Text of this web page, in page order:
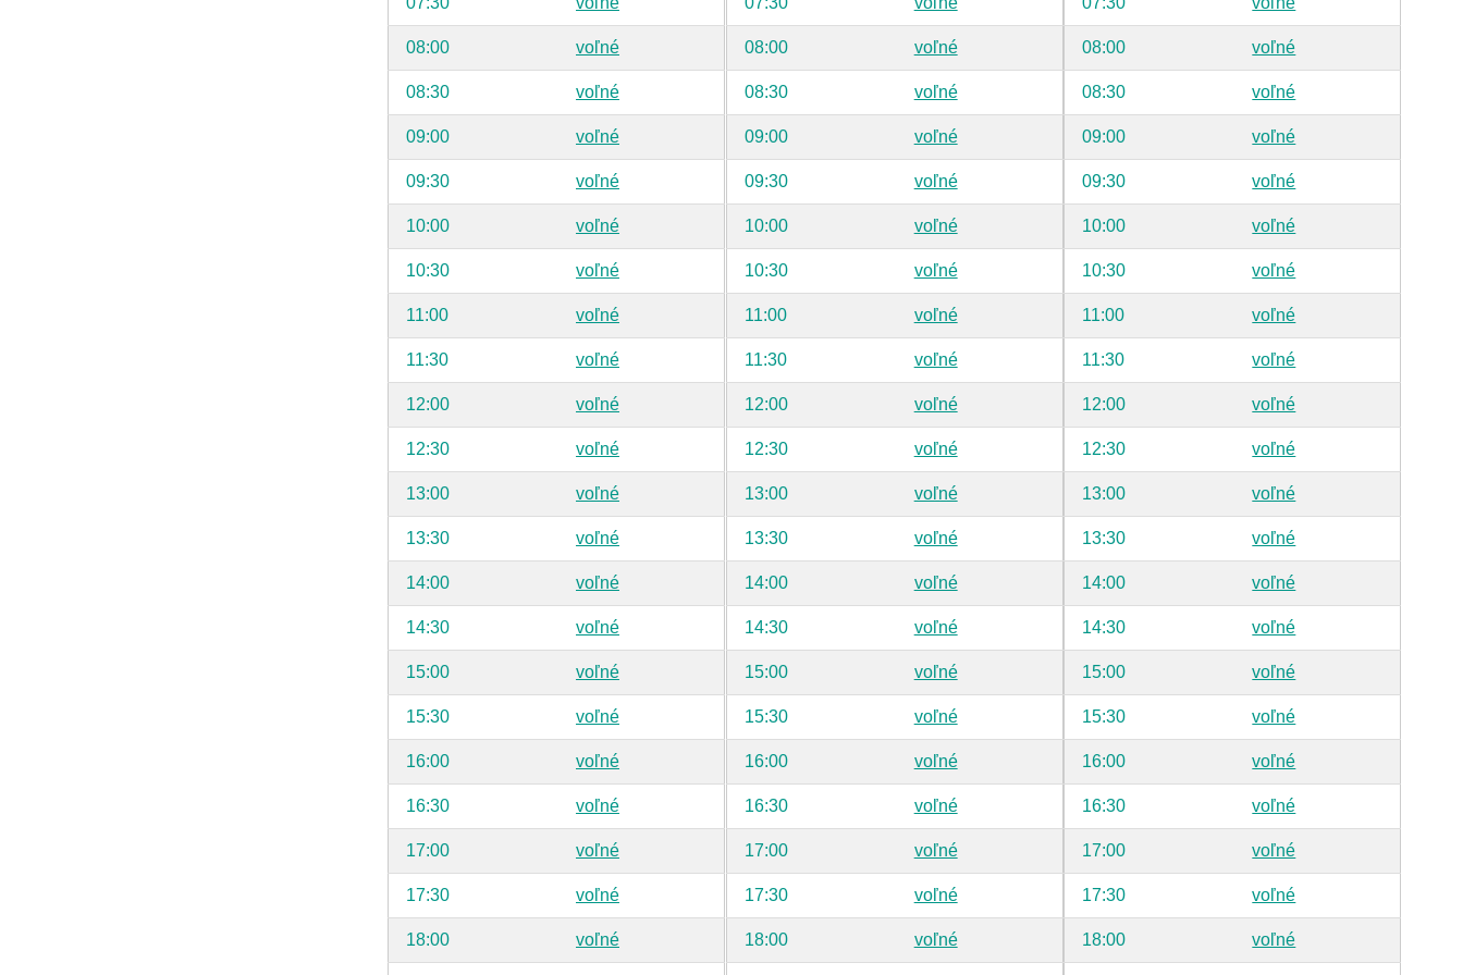
08:00 voľné
08:30 voľné
09:00 voľné
09:30 voľné
10:00 voľné
10:30 voľné
11:00 voľné
11:30 voľné
12:00 voľné
12:30 voľné
13:00 voľné
13:30 voľné
14:00 voľné
14:30 voľné
15:00 voľné
15:30 voľné
16:00 voľné
16:30 voľné
17:00 voľné
17:30 voľné
18:00 voľné
08:00 voľné
08:30 voľné
09:00 voľné
09:30 voľné
10:00 voľné
10:30 voľné
11:00 voľné
11:30 voľné
12:00 voľné
12:30 voľné
13:00 voľné
13:30 voľné
14:00 voľné
14:30 voľné
15:00 voľné
15:30 voľné
16:00 voľné
16:30 voľné
17:00 voľné
17:30 voľné
18:00 voľné
08:00 voľné
08:30 voľné
09:00 voľné
09:30 voľné
10:00 voľné
10:30 voľné
11:00 voľné
11:30 voľné
12:00 voľné
12:30 voľné
13:00 voľné
13:30 voľné
14:00 voľné
14:30 voľné
15:00 voľné
15:30 voľné
16:00 voľné
16:30 voľné
17:00 voľné
17:30 voľné
18:00 voľné